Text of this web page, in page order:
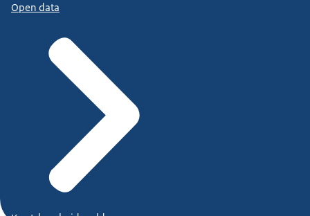
Open data